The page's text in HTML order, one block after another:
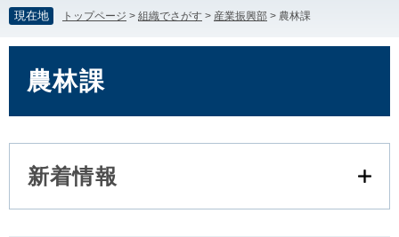
て
本
文
現在地 トップページ > 組織でさがす > 産業振興部 > 農林課
農林課
新着情報